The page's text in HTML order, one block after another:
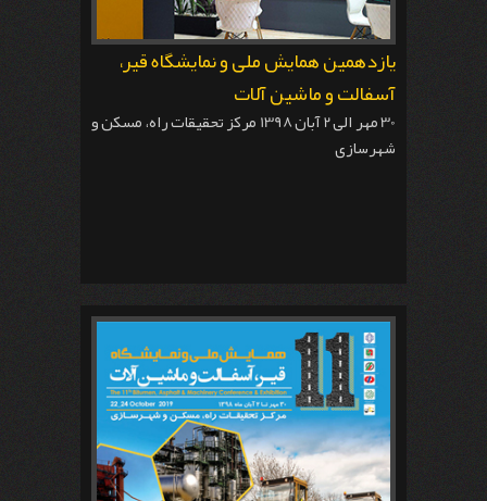
یازدهمین همایش ملی و نمایشگاه قیر،
آسفالت و ماشین آلات
30 مهر الی 2 آبان 1398 مرکز تحقیقات راه، مسکن و
شهرسازی